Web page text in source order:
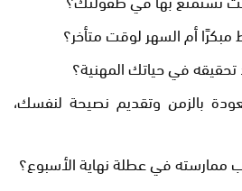
أم السهر لوقت متأخر؟
في حياتك المهنية؟
بالزمن وتقديم نصيحة لنفسك،
ممارسته في عطلة نهاية الأسبوع؟